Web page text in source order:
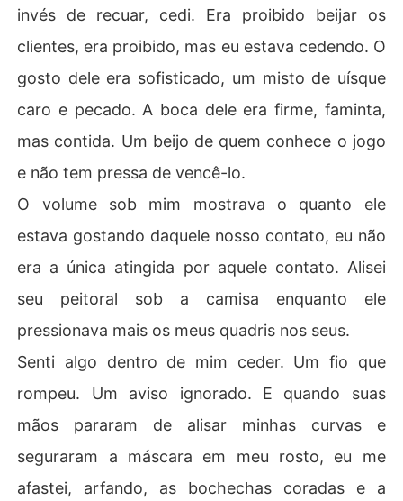
invés de recuar, cedi. Era proibido beijar os
clientes, era proibido, mas eu estava cedendo. O
gosto dele era sofisticado, um misto de uísque
caro e pecado. A boca dele era firme, faminta,
mas contida. Um beijo de quem conhece o jogo
e não tem pressa de vencê-lo.
O volume sob mim mostrava o quanto ele
estava gostando daquele nosso contato, eu não
era a única atingida por aquele contato. Alisei
seu peitoral sob a camisa enquanto ele
pressionava mais os meus quadris nos seus.
Senti algo dentro de mim ceder. Um fio que
rompeu. Um aviso ignorado. E quando suas
mãos pararam de alisar minhas curvas e
seguraram a máscara em meu rosto, eu me
afastei, arfando, as bochechas coradas e a